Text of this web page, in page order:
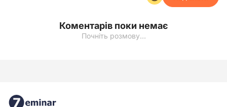
Коментарів поки немає
Почніть розмову…